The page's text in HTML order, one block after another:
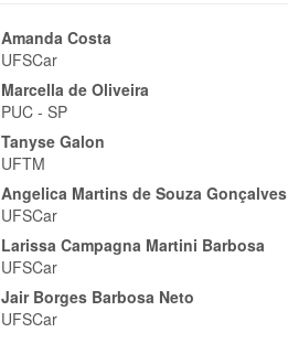
Conteúdo
do
artigo
principal
Amanda Costa
UFSCar
Marcella de Oliveira
PUC - SP
Tanyse Galon
UFTM
Angelica Martins de Souza Gonçalves
UFSCar
Larissa Campagna Martini Barbosa
UFSCar
Jair Borges Barbosa Neto
UFSCar